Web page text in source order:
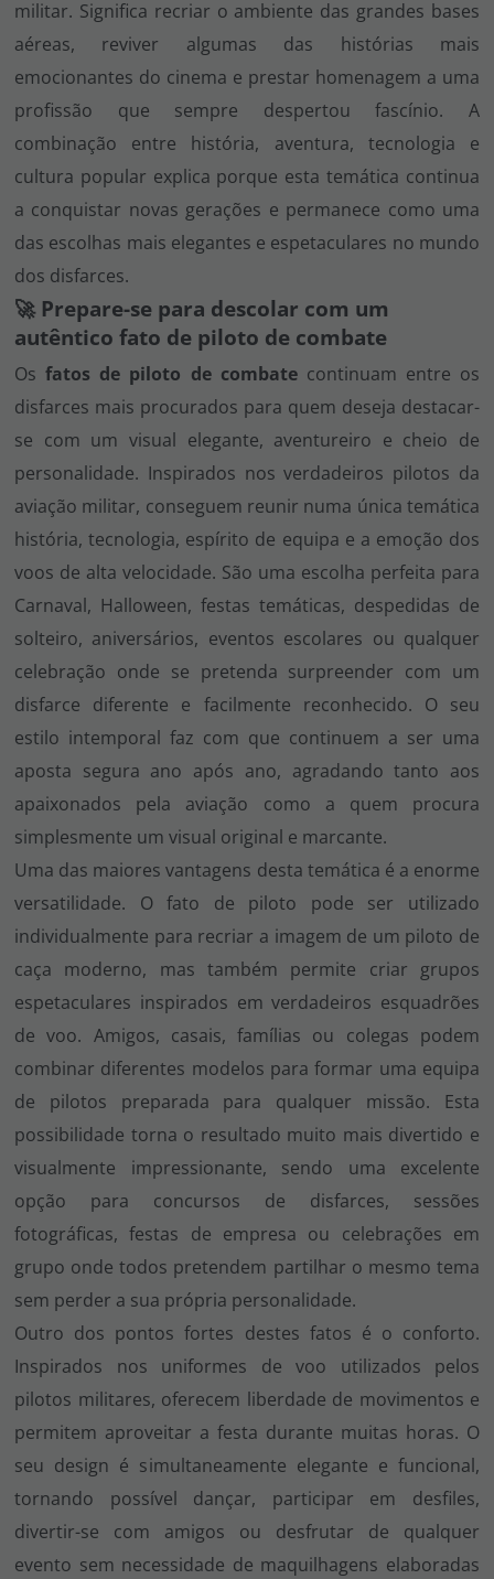
militar. Significa recriar o ambiente das grandes bases
aéreas, reviver algumas das histórias mais
emocionantes do cinema e prestar homenagem a uma
profissão que sempre despertou fascínio. A
combinação entre história, aventura, tecnologia e
cultura popular explica porque esta temática continua
a conquistar novas gerações e permanece como uma
das escolhas mais elegantes e espetaculares no mundo
dos disfarces.
🚀 Prepare-se para descolar com um
autêntico fato de piloto de combate
Osfatos de piloto de combatecontinuam entre os
disfarces mais procurados para quem deseja destacar-
se com um visual elegante, aventureiro e cheio de
personalidade. Inspirados nos verdadeiros pilotos da
aviação militar, conseguem reunir numa única temática
história, tecnologia, espírito de equipa e a emoção dos
voos de alta velocidade. São uma escolha perfeita para
Carnaval, Halloween, festas temáticas, despedidas de
solteiro, aniversários, eventos escolares ou qualquer
celebração onde se pretenda surpreender com um
disfarce diferente e facilmente reconhecido. O seu
estilo intemporal faz com que continuem a ser uma
aposta segura ano após ano, agradando tanto aos
apaixonados pela aviação como a quem procura
simplesmente um visual original e marcante.
Uma das maiores vantagens desta temática é a enorme
versatilidade. O fato de piloto pode ser utilizado
individualmente para recriar a imagem de um piloto de
caça moderno, mas também permite criar grupos
espetaculares inspirados em verdadeiros esquadrões
de voo. Amigos, casais, famílias ou colegas podem
combinar diferentes modelos para formar uma equipa
de pilotos preparada para qualquer missão. Esta
possibilidade torna o resultado muito mais divertido e
visualmente impressionante, sendo uma excelente
opção para concursos de disfarces, sessões
fotográficas, festas de empresa ou celebrações em
grupo onde todos pretendem partilhar o mesmo tema
sem perder a sua própria personalidade.
Outro dos pontos fortes destes fatos é o conforto.
Inspirados nos uniformes de voo utilizados pelos
pilotos militares, oferecem liberdade de movimentos e
permitem aproveitar a festa durante muitas horas. O
seu design é simultaneamente elegante e funcional,
tornando possível dançar, participar em desfiles,
divertir-se com amigos ou desfrutar de qualquer
evento sem necessidade de maquilhagens elaboradas